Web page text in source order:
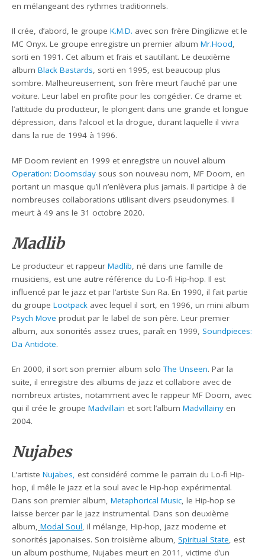
en mélangeant des rythmes traditionnels.
Il crée, d’abord, le groupeK.M.D. avec son frère Dingilizwe et le
MC Onyx. Le groupe enregistre un premier albumMr.Hood,
sorti en 1991. Cet album et frais et sautillant. Le deuxième
albumBlack Bastards, sorti en 1995, est beaucoup plus
sombre. Malheureusement, son frère meurt fauché par une
voiture. Leur label en profite pour les congédier. Ce drame et
l’attitude du producteur, le plongent dans une grande et longue
dépression, dans l’alcool et la drogue, durant laquelle il vivra
dans la rue de 1994 à 1996.
MF Doom revient en 1999 et enregistre un nouvel album
Operation: Doomsday sous son nouveau nom, MF Doom, en
portant un masque qu’il n’enlèvera plus jamais. Il participe à de
nombreuses collaborations utilisant divers pseudonymes. Il
meurt à 49 ans le 31 octobre 2020.
Madlib
Le producteur et rappeurMadlib, né dans une famille de
musiciens, est une autre référence du Lo-fi Hip-hop. Il est
influencé par le jazz et par l’artiste Sun Ra. En 1990, il fait partie
du groupeLootpack avec lequel il sort, en 1996, un mini album
Psych Move produit par le label de son père. Leur premier
album, aux sonorités assez crues, paraît en 1999,Soundpieces:
Da Antidote.
En 2000, il sort son premier album soloThe Unseen. Par la
suite, il enregistre des albums de jazz et collabore avec de
nombreux artistes, notamment avec le rappeur MF Doom, avec
qui il crée le groupeMadvillain et sort l’albumMadvillainy en
2004.
Nujabes
L’artisteNujabes, est considéré comme le parrain du Lo-fi Hip-
hop, il mêle le jazz et la soul avec le Hip-hop expérimental.
Dans son premier album,Metaphorical Music, le Hip-hop se
laisse bercer par le jazz instrumental. Dans son deuxième
album, Modal Soul, il mélange, Hip-hop, jazz moderne et
sonorités japonaises. Son troisième album,Spiritual State, est
un album posthume, Nujabes meurt en 2011, victime d’un